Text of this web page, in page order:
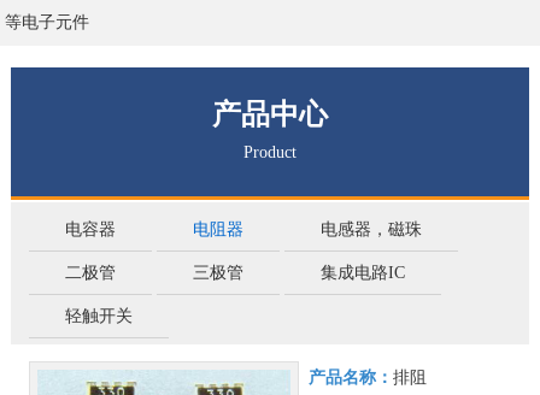
等电子元件
产品中心
Product
电容器 电阻器 电感器，磁珠
二极管 三极管 集成电路IC
轻触开关
产品名称：排阻